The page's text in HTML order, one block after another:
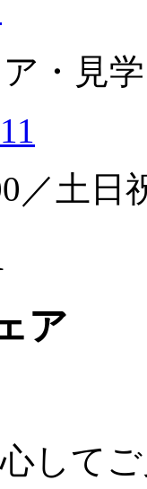
・見
／土日
ア
して